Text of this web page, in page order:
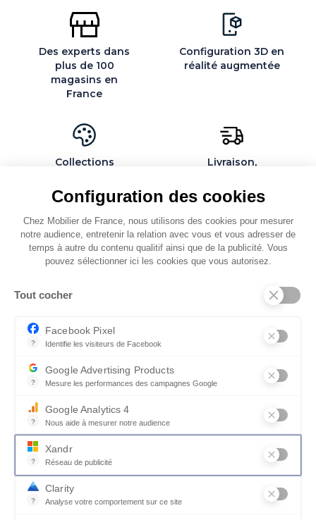
Configuration des cookies
Chez Mobilier de France, nous utilisons des cookies pour mesurer
notre audience, entretenir la relation avec vous et vous adresser de
temps à autre du contenu qualitif ainsi que de la publicité. Vous
pouvez sélectionner ici les cookies que vous autorisez.
Tout cocher
?
Facebook Pixel
Identifie les visiteurs de Facebook
?
Google Advertising Products
Mesure les performances des campagnes Google
?
Google Analytics 4
Nous aide à mesurer notre audience
Essentiel pour la gestion du site web, il permet de mesurer des
?
Xandr
Réseau de publicité
Xandr exploite une plateforme en ligne, Community, pour l'achat
?
Clarity
Analyse votre comportement sur ce site
Des experts dans
plus de 100
magasins en
France
Configuration 3D en
réalité augmentée
Collections
personnalisables
Livraison,
montage par des
spécialistes
QUI SOMMES-NOUS
SERVICES ET PARTENAIRES
CONSEILS
CGV & POLICY